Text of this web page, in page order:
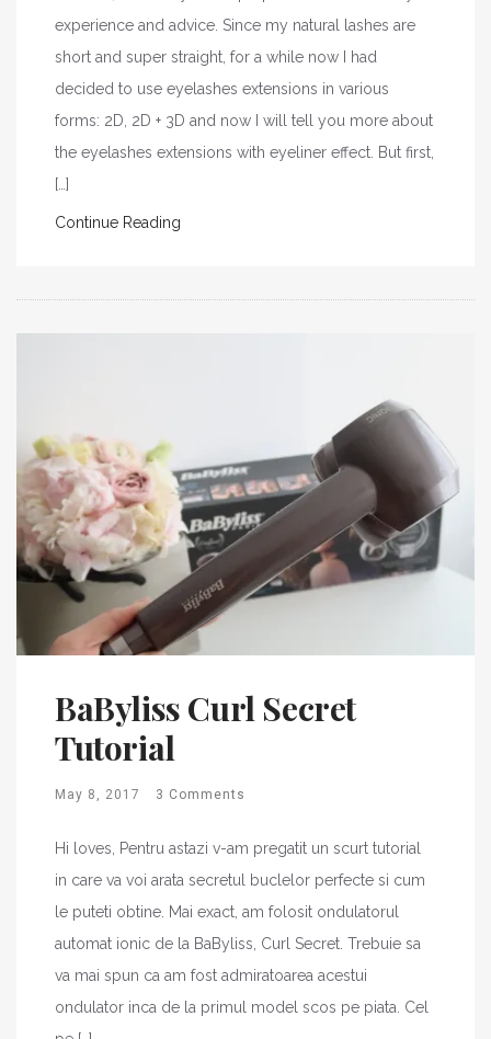
experience and advice. Since my natural lashes are
short and super straight, for a while now I had
decided to use eyelashes extensions in various
forms: 2D, 2D + 3D and now I will tell you more about
the eyelashes extensions with eyeliner effect. But first,
[…]
Continue Reading
BaByliss Curl Secret
Tutorial
May 8, 2017 3 Comments
Hi loves, Pentru astazi v-am pregatit un scurt tutorial
in care va voi arata secretul buclelor perfecte si cum
le puteti obtine. Mai exact, am folosit ondulatorul
automat ionic de la BaByliss, Curl Secret. Trebuie sa
va mai spun ca am fost admiratoarea acestui
ondulator inca de la primul model scos pe piata. Cel